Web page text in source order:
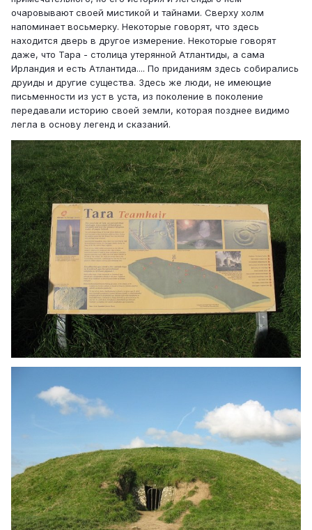
очаровывают своей мистикой и тайнами. Сверху холм
напоминает восьмерку. Некоторые говорят, что здесь
находится дверь в другое измерение. Некоторые говорят
даже, что Тара - столица утерянной Атлантиды, а сама
Ирландия и есть Атлантида.... По приданиям здесь собирались
друиды и другие существа. Здесь же люди, не имеющие
письменности из уст в уста, из поколение в поколение
передавали историю своей земли, которая позднее видимо
легла в основу легенд и сказаний.